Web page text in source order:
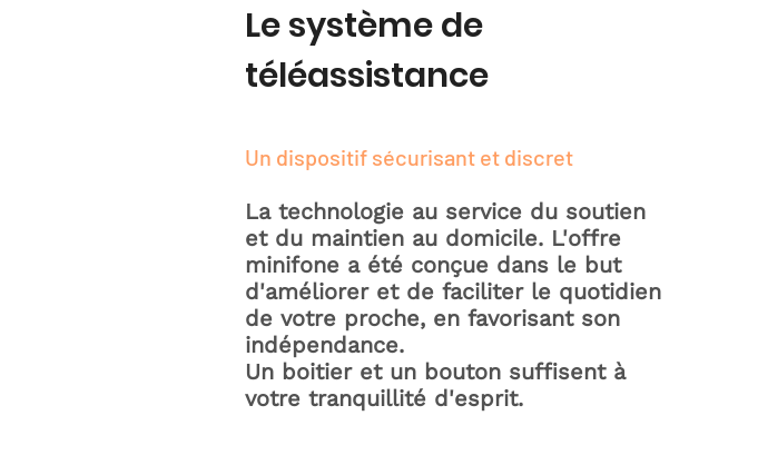
Le système de
téléassistance
Un dispositif sécurisant et discret
La technologie au service du soutien
et du maintien au domicile. L'offre
minifone a été conçue dans le but
d'améliorer et de faciliter le quotidien
de votre proche, en favorisant son
indépendance.
Un boitier et un bouton suffisent à
votre tranquillité d'esprit.